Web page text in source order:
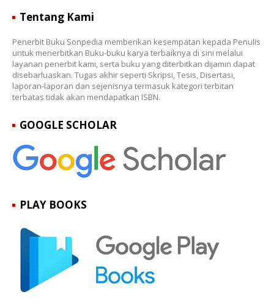
Tentang Kami
Penerbit Buku Sonpedia memberikan kesempatan kepada Penulis
untuk menerbitkan Buku-buku karya terbaiknya di sini melalui
layanan penerbit kami, serta buku yang diterbitkan dijamin dapat
disebarluaskan. Tugas akhir seperti Skripsi, Tesis, Disertasi,
laporan-laporan dan sejenisnya termasuk kategori terbitan
terbatas tidak akan mendapatkan ISBN.
GOOGLE SCHOLAR
PLAY BOOKS